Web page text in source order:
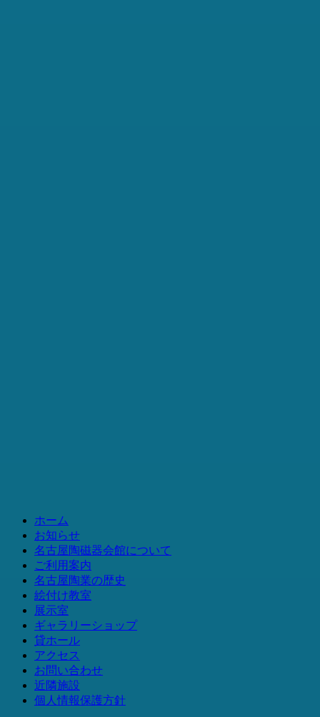
ホーム
お知らせ
名古屋陶磁器会館について
ご利用案内
名古屋陶業の歴史
絵付け教室
展示室
ギャラリーショップ
貸ホール
アクセス
お問い合わせ
近隣施設
個人情報保護方針